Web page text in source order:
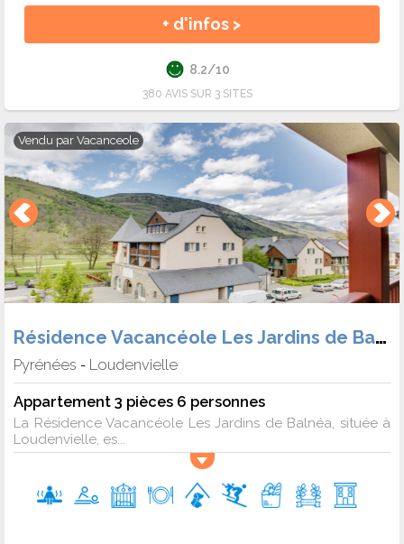
+ d'infos >
8.2/10
380 AVIS SUR 3 SITES
Vendu par Vacanceole
Résidence Vacancéole Les Jardins de Balnéa
Pyrénées - Loudenvielle
Appartement 3 pièces 6 personnes
La Résidence Vacancéole Les Jardins de Balnéa, située à
Loudenvielle, es...